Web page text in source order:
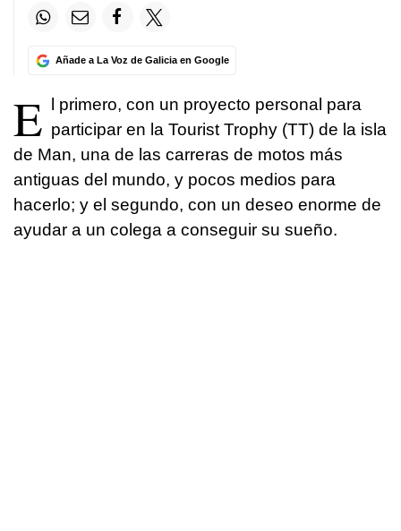
Añade a La Voz de Galicia en Google
E
l primero, con un proyecto personal para
participar en la Tourist Trophy (TT) de la isla
de Man, una de las carreras de motos más
antiguas del mundo, y pocos medios para
hacerlo; y el segundo, con un deseo enorme de
ayudar a un colega a conseguir su sueño.